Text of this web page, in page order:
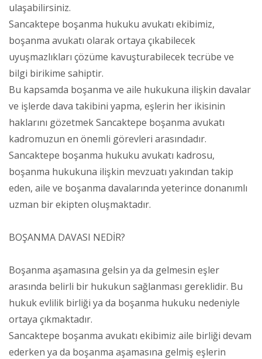
ulaşabilirsiniz.
Sancaktepe boşanma hukuku avukatı ekibimiz,
boşanma avukatı olarak ortaya çıkabilecek
uyuşmazlıkları çözüme kavuşturabilecek tecrübe ve
bilgi birikime sahiptir.
Bu kapsamda boşanma ve aile hukukuna ilişkin davalar
ve işlerde dava takibini yapma, eşlerin her ikisinin
haklarını gözetmek Sancaktepe boşanma avukatı
kadromuzun en önemli görevleri arasındadır.
Sancaktepe boşanma hukuku avukatı kadrosu,
boşanma hukukuna ilişkin mevzuatı yakından takip
eden, aile ve boşanma davalarında yeterince donanımlı
uzman bir ekipten oluşmaktadır.
BOŞANMA DAVASI NEDİR?
Boşanma aşamasına gelsin ya da gelmesin eşler
arasında belirli bir hukukun sağlanması gereklidir. Bu
hukuk evlilik birliği ya da boşanma hukuku nedeniyle
ortaya çıkmaktadır.
Sancaktepe boşanma avukatı ekibimiz aile birliği devam
ederken ya da boşanma aşamasına gelmiş eşlerin